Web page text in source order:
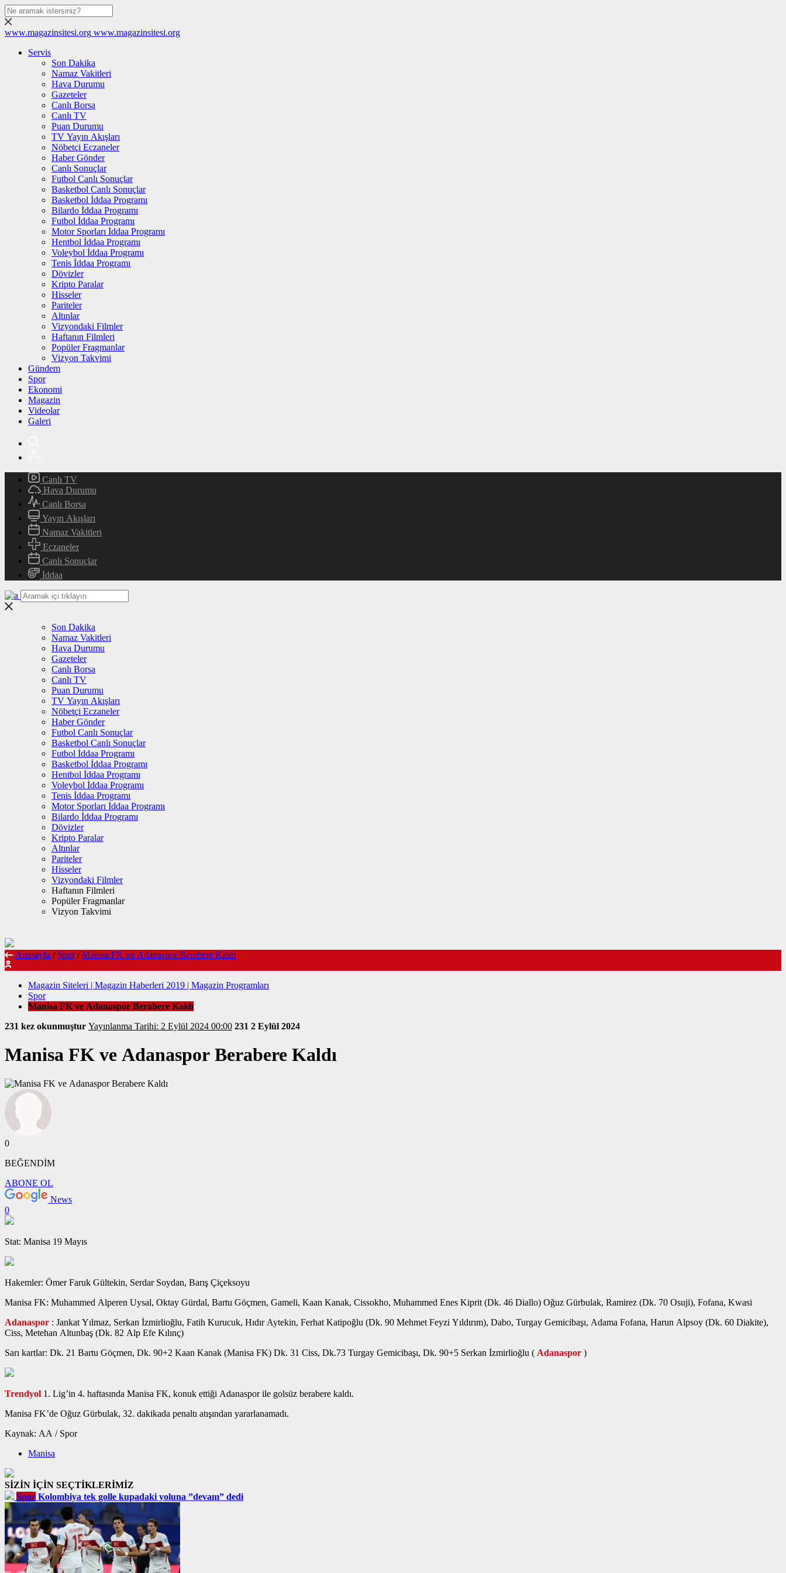
www.magazinsitesi.org www.magazinsitesi.org
Servis
Son Dakika
Namaz Vakitleri
Hava Durumu
Gazeteler
Canlı Borsa
Canlı TV
Puan Durumu
TV Yayın Akışları
Nöbetçi Eczaneler
Haber Gönder
Canlı Sonuçlar
Futbol Canlı Sonuçlar
Basketbol Canlı Sonuçlar
Basketbol İddaa Programı
Bilardo İddaa Programı
Futbol İddaa Programı
Motor Sporları İddaa Programı
Hentbol İddaa Programı
Voleybol İddaa Programı
Tenis İddaa Programı
Dövizler
Kripto Paralar
Hisseler
Pariteler
Altınlar
Vizyondaki Filmler
Haftanın Filmleri
Popüler Fragmanlar
Vizyon Takvimi
Gündem
Spor
Ekonomi
Magazin
Videolar
Galeri
Canlı TV
Hava Durumu
Canlı Borsa
Yayın Akışları
Namaz Vakitleri
Eczaneler
Canlı Sonuçlar
İddaa
Son Dakika
Namaz Vakitleri
Hava Durumu
Gazeteler
Canlı Borsa
Canlı TV
Puan Durumu
TV Yayın Akışları
Nöbetçi Eczaneler
Haber Gönder
Futbol Canlı Sonuçlar
Basketbol Canlı Sonuçlar
Futbol İddaa Programı
Basketbol İddaa Programı
Hentbol İddaa Programı
Voleybol İddaa Programı
Tenis İddaa Programı
Motor Sporları İddaa Programı
Bilardo İddaa Programı
Dövizler
Kripto Paralar
Altınlar
Pariteler
Hisseler
Vizyondaki Filmler
Haftanın Filmleri
Popüler Fragmanlar
Vizyon Takvimi
Anasayfa / Spor / Manisa FK ve Adanaspor Berabere Kaldı
Magazin Siteleri | Magazin Haberleri 2019 | Magazin Programları
Spor
Manisa FK ve Adanaspor Berabere Kaldı
231 kez okunmuştur
Yayınlanma Tarihi: 2 Eylül 2024 00:00 231 2 Eylül 2024
Manisa FK ve Adanaspor Berabere Kaldı
0
BEĞENDİM
ABONE OL
News
0
Stat: Manisa 19 Mayıs
Hakemler: Ömer Faruk Gültekin, Serdar Soydan, Barış Çiçeksoyu
Manisa FK: Muhammed Alperen Uysal, Oktay Gürdal, Bartu Göçmen, Gameli, Kaan Kanak, Cissokho, Muhammed Enes Kiprit (Dk. 46 Diallo) Oğuz Gürbulak, Ramirez (Dk. 70 Osuji), Fofana, Kwasi
Adanaspor : Jankat Yılmaz, Serkan İzmirlioğlu, Fatih Kurucuk, Hıdır Aytekin, Ferhat Katipoğlu (Dk. 90 Mehmet Feyzi Yıldırım), Dabo, Turgay Gemicibaşı, Adama Fofana, Harun Alpsoy (Dk. 60 Diakite),
Ciss, Metehan Altunbaş (Dk. 82 Alp Efe Kılınç)
Sarı kartlar: Dk. 21 Bartu Göçmen, Dk. 90+2 Kaan Kanak (Manisa FK) Dk. 31 Ciss, Dk.73 Turgay Gemicibaşı, Dk. 90+5 Serkan İzmirlioğlu ( Adanaspor )
Trendyol 1. Lig’in 4. haftasında Manisa FK, konuk ettiği Adanaspor ile golsüz berabere kaldı.
Manisa FK’de Oğuz Gürbulak, 32. dakikada penaltı atışından yararlanamadı.
Kaynak: AA / Spor
Manisa
SİZİN İÇİN SEÇTİKLERİMİZ
Spor Kolombiya tek golle kupadaki yoluna ”devam” dedi